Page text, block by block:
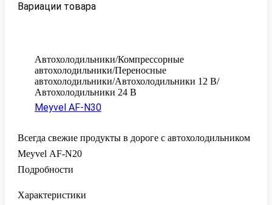
Вариации товара
Автохолодильники/Компрессорные
автохолодильники/Переносные
автохолодильники/Автохолодильники 12 В/
Автохолодильники 24 В
Meyvel AF-N30
Всегда свежие продукты в дороге с автохолодильником
Meyvel AF-N20
Подробности
Характеристики